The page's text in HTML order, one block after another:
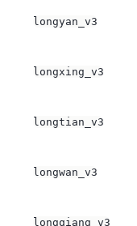
longyan_v3
longxing_v3
longtian_v3
longwan_v3
longqiang_v3